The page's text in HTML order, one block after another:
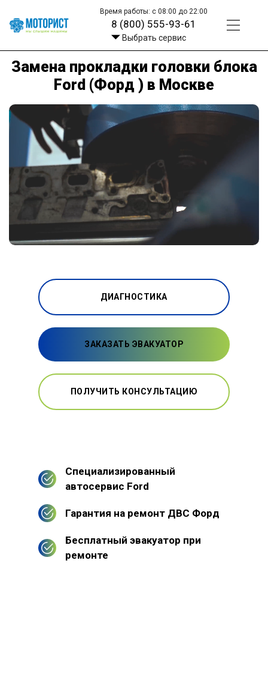
Время работы: с 08:00 до 22:00
8 (800) 555-93-61
Выбрать сервис
Замена прокладки головки блока
Ford (Форд ) в Москве
ДИАГНОСТИКА
ЗАКАЗАТЬ ЭВАКУАТОР
ПОЛУЧИТЬ КОНСУЛЬТАЦИЮ
Специализированный
автосервис Ford
Гарантия на ремонт ДВС Форд
Бесплатный эвакуатор при
ремонте